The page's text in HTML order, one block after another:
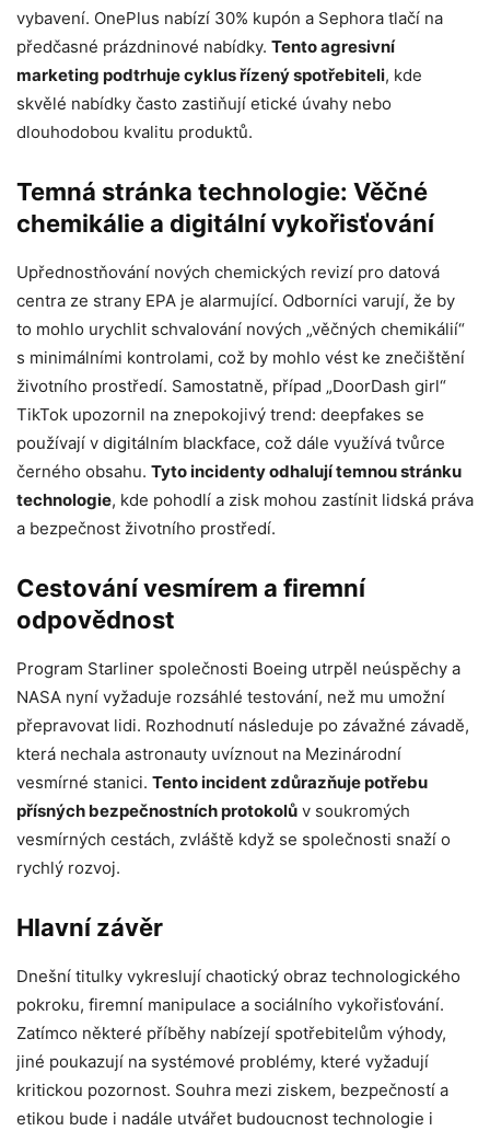
vybavení. OnePlus nabízí 30% kupón a Sephora tlačí na
předčasné prázdninové nabídky. Tento agresivní
marketing podtrhuje cyklus řízený spotřebiteli, kde
skvělé nabídky často zastiňují etické úvahy nebo
dlouhodobou kvalitu produktů.
Temná stránka technologie: Věčné
chemikálie a digitální vykořisťování
Upřednostňování nových chemických revizí pro datová
centra ze strany EPA je alarmující. Odborníci varují, že by
to mohlo urychlit schvalování nových „věčných chemikálií“
s minimálními kontrolami, což by mohlo vést ke znečištění
životního prostředí. Samostatně, případ „DoorDash girl“
TikTok upozornil na znepokojivý trend: deepfakes se
používají v digitálním blackface, což dále využívá tvůrce
černého obsahu. Tyto incidenty odhalují temnou stránku
technologie, kde pohodlí a zisk mohou zastínit lidská práva
a bezpečnost životního prostředí.
Cestování vesmírem a firemní
odpovědnost
Program Starliner společnosti Boeing utrpěl neúspěchy a
NASA nyní vyžaduje rozsáhlé testování, než mu umožní
přepravovat lidi. Rozhodnutí následuje po závažné závadě,
která nechala astronauty uvíznout na Mezinárodní
vesmírné stanici. Tento incident zdůrazňuje potřebu
přísných bezpečnostních protokolů v soukromých
vesmírných cestách, zvláště když se společnosti snaží o
rychlý rozvoj.
Hlavní závěr
Dnešní titulky vykreslují chaotický obraz technologického
pokroku, firemní manipulace a sociálního vykořisťování.
Zatímco některé příběhy nabízejí spotřebitelům výhody,
jiné poukazují na systémové problémy, které vyžadují
kritickou pozornost. Souhra mezi ziskem, bezpečností a
etikou bude i nadále utvářet budoucnost technologie i